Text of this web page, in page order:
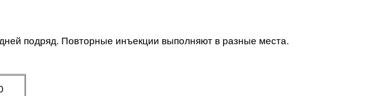
подряд. Повторные инъекции выполняют в разные места.